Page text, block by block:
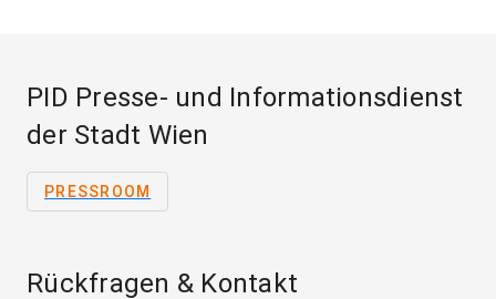
PID Presse- und Informationsdienst
der Stadt Wien
PRESSROOM
Rückfragen & Kontakt